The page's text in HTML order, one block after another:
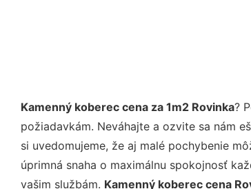
Kamenný koberec cena za 1m2 Rovinka?
požiadavkám. Neváhajte a ozvite sa nám
si uvedomujeme, že aj malé pochybenie
úprimná snaha o maximálnu spokojnosť
vašim službám. Kamenný koberec cena